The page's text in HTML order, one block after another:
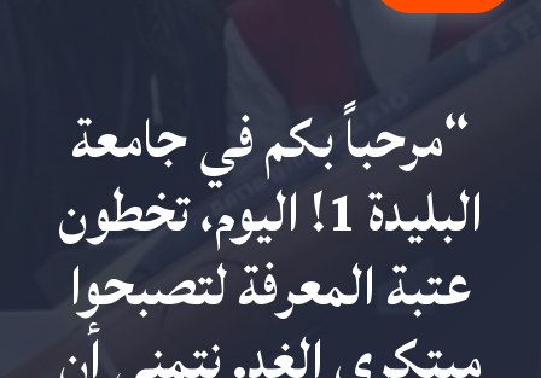
“مرحباً بكم في جامعة
البليدة 1! اليوم، تخطون
عتبة المعرفة لتصبحوا